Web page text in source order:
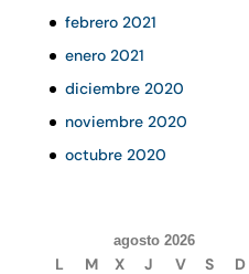
febrero 2021
enero 2021
diciembre 2020
noviembre 2020
octubre 2020
agosto 2026
L M X J V S
D